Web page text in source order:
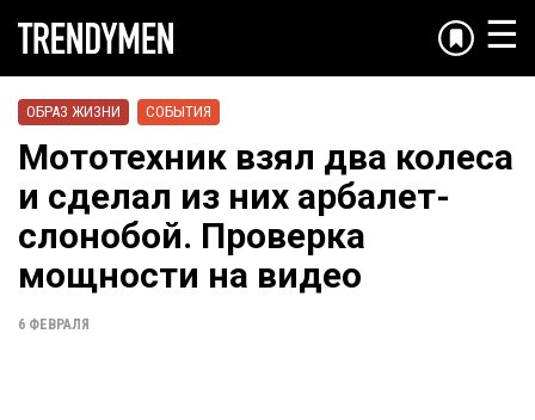
☰
ОБРАЗ ЖИЗНИ СОБЫТИЯ
Мототехник взял два колеса
и сделал из них арбалет-
слонобой. Проверка
мощности на видео
6 ФЕВРАЛЯ